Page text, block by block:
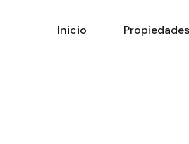
Inicio Propiedades